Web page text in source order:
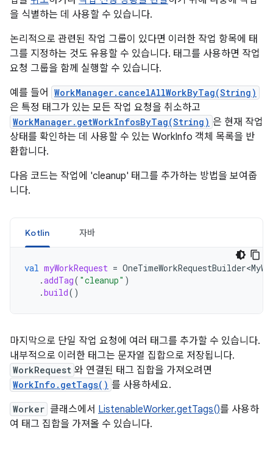
을 식별하는 데 사용할 수 있습니다.
논리적으로 관련된 작업 그룹이 있다면 이러한 작업 항목에 태
그를 지정하는 것도 유용할 수 있습니다. 태그를 사용하면 작업
요청 그룹을 함께 실행할 수 있습니다.
예를 들어
WorkManager.cancelAllWorkByTag(String)
은 특정 태그가 있는 모든 작업 요청을 취소하고
WorkManager.getWorkInfosByTag(String) 은 현재 작업
상태를 확인하는 데 사용할 수 있는 WorkInfo 객체 목록을 반
환합니다.
다음 코드는 작업에 'cleanup' 태그를 추가하는 방법을 보여줍
니다.
Kotlin 자바
val myWorkRequest =
.addTag( "cleanup" )
.build()
마지막으로 단일 작업 요청에 여러 태그를 추가할 수 있습니다.
내부적으로 이러한 태그는 문자열 집합으로 저장됩니다.
WorkRequest 와 연결된 태그 집합을 가져오려면
WorkInfo.getTags() 를 사용하세요.
Worker 클래스에서 ListenableWorker.getTags()를 사용하
여 태그 집합을 가져올 수 있습니다.